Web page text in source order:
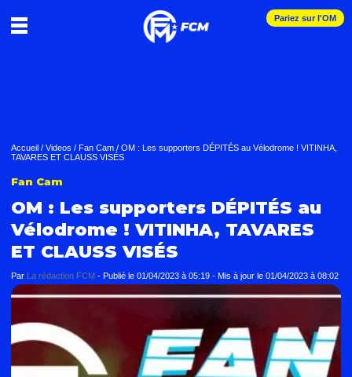
Pariez sur l'OM
Accueil / Videos / Fan Cam / OM : Les supporters DÉPITÉS au Vélodrome ! VITINHA,
TAVARES ET CLAUSS VISÉS
Fan Cam
OM : Les supporters DÉPITÉS au
Vélodrome ! VITINHA, TAVARES
ET CLAUSS VISÉS
Par La rédaction FCM - Publié le 01/04/2023 à 05:19 - Mis à jour le 01/04/2023 à 08:02